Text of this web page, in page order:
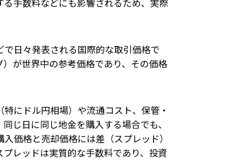
日々発表される国際的な取引価格で
が世界中の参考価格であり、その価格
にドル円相場）や流通コスト、保管・
じ日に同じ地金を購入する場合でも、
価格と売却価格には差（スプレッド）
レッドは実質的な手数料であり、投資